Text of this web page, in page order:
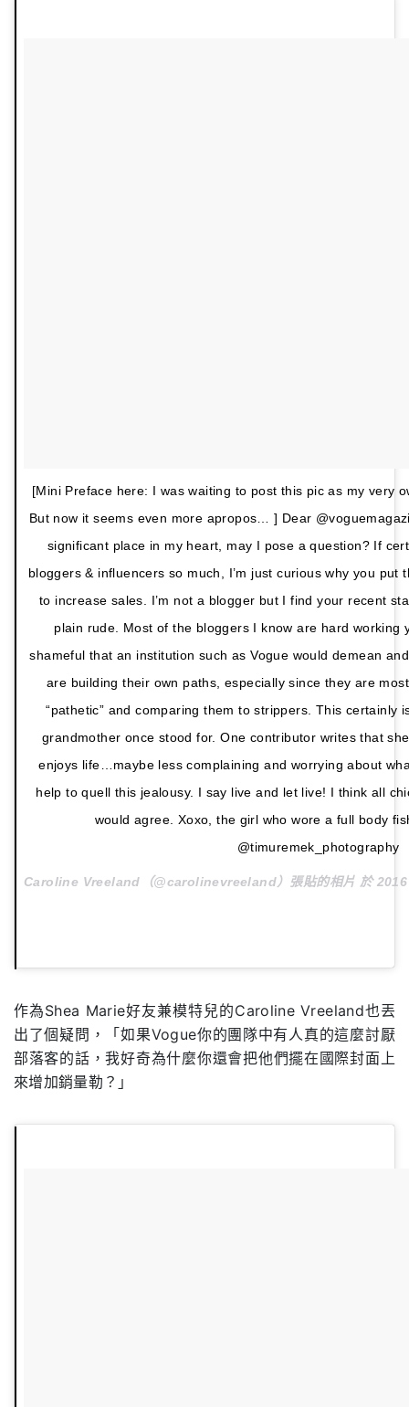
[Mini Preface here: I was waiting to post this pic as my very
But now it seems even more apropos… ] Dear
significant place in my heart, may I pose a question? If
bloggers & influencers so much, I’m just curious why you put
to increase sales. I’m not a blogger but I find your recent
plain rude. Most of the bloggers I know are hard working
shameful that an institution such as Vogue would demean
are building their own paths, especially since they are
“pathetic” and comparing them to strippers. This certainly
grandmother once stood for. One contributor writes that
enjoys life…maybe less complaining and worrying about
help to quell this jealousy. I say live and let live! I think all
would agree. Xoxo, the girl who wore a full body
@timuremek_photography
Caroline Vreeland（@carolinevreeland）張貼的相片 於
作為Shea Marie好友兼模特兒的Caroline Vreeland也丟
出了個疑問，「如果Vogue你的團隊中有人真的這麼討厭
部落客的話，我好奇為什麼你還會把他們擺在國際封面上
來增加銷量勒？」